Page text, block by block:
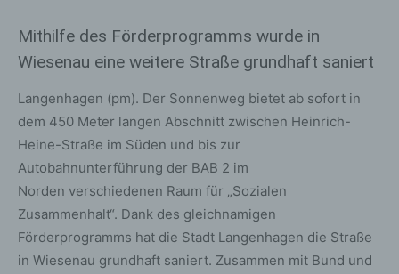
Mithilfe des Förderprogramms wurde in
Wiesenau eine weitere Straße grundhaft saniert
Langenhagen (pm). Der Sonnenweg bietet ab sofort in
dem 450 Meter langen Abschnitt zwischen Heinrich-
Heine-Straße im Süden und bis zur
Autobahnunterführung der BAB 2 im
Norden verschiedenen Raum für „Sozialen
Zusammenhalt“. Dank des gleichnamigen
Förderprogramms hat die Stadt Langenhagen die Straße
in Wiesenau grundhaft saniert. Zusammen mit Bund und